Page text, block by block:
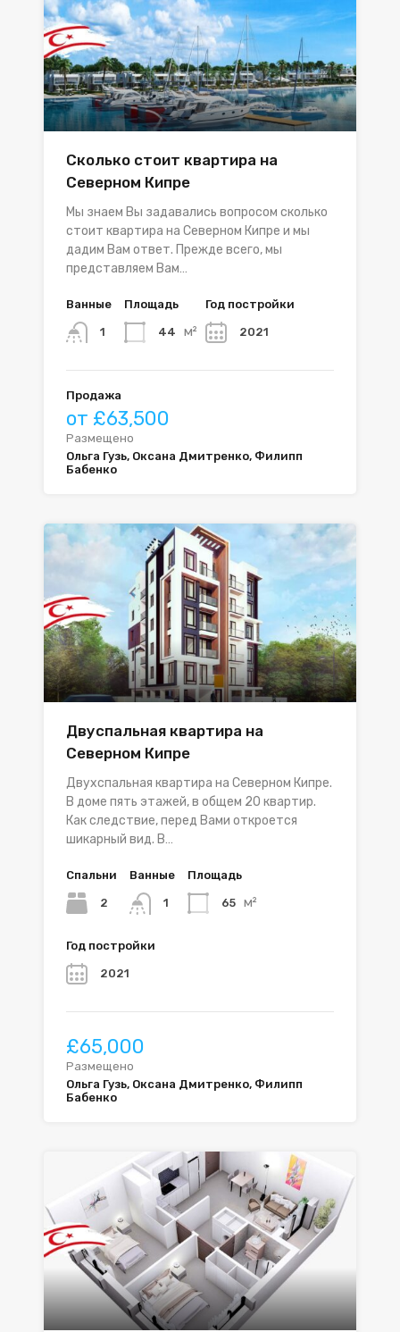
Сколько стоит квартира на
Северном Кипре
Мы знаем Вы задавались вопросом сколько
стоит квартира на Северном Кипре и мы
дадим Вам ответ. Прежде всего, мы
представляем Вам…
Ванные
1
Площадь
44 м²
Год постройки
2021
Продажа
от £63,500
Размещено
Ольга Гузь, Оксана Дмитренко, Филипп
Бабенко
Двуспальная квартира на
Северном Кипре
Двухспальная квартира на Северном Кипре.
В доме пять этажей, в общем 20 квартир.
Как следствие, перед Вами откроется
шикарный вид. В…
Спальни
2
Ванные
1
Площадь
65 м²
Год постройки
2021
£65,000
Размещено
Ольга Гузь, Оксана Дмитренко, Филипп
Бабенко